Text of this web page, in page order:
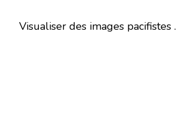
Visualiser des images pacifistes .